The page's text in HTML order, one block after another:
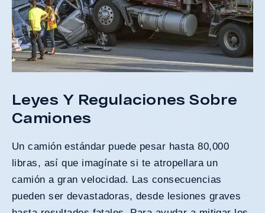
Leyes Y Regulaciones Sobre
Camiones
Un camión estándar puede pesar hasta 80,000
libras, así que imagínate si te atropellara un
camión a gran velocidad. Las consecuencias
pueden ser devastadoras, desde lesiones graves